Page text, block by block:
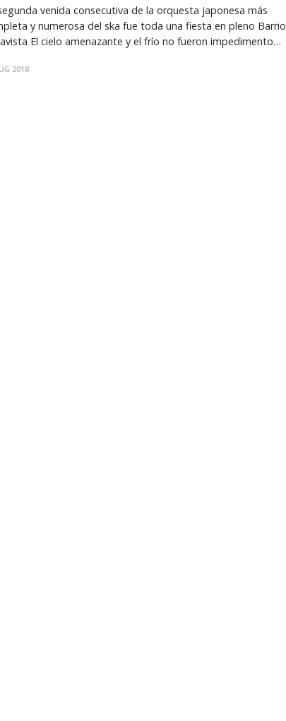
venida consecutiva de la orquesta japonesa más
y numerosa del ska fue toda una fiesta en pleno Barrio
El cielo amenazante y el frío no fueron impedimento
parada en nuestro país
2018